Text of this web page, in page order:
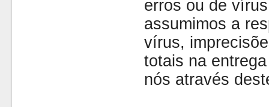
erros ou de
assumimos a
vírus,
totais na
nós através